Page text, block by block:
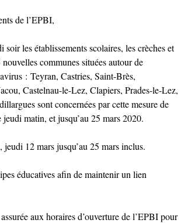
de l’EPBI,
les établissements scolaires, les crèches et
communes situées autour de
: Teyran, Castries, Saint-Brès,
Castelnau-le-Lez, Clapiers, Prades-le-Lez,
sont concernées par cette mesure de
matin, et jusqu’au 25 mars 2020.
12 mars jusqu’au 25 mars inclus.
éducatives afin de maintenir un lien
aux horaires d’ouverture de l’EPBI pour